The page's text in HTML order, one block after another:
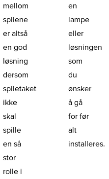
mellom
spilene
er altså
en god
løsning
dersom
spiletaket
ikke
skal
spille
en så
stor
rolle i
en
lampe
eller
løsningen
som
du
ønsker
å gå
for før
alt
installeres.